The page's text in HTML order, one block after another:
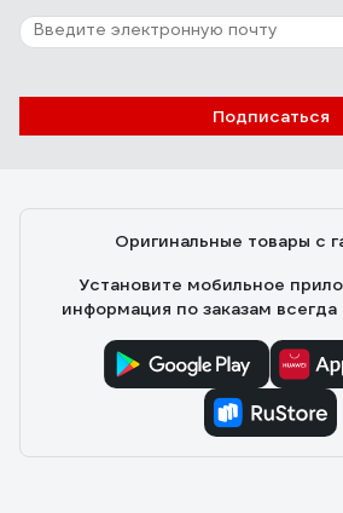
Подписаться
Оригинальные товары с
Установите мобильное
информация по заказам